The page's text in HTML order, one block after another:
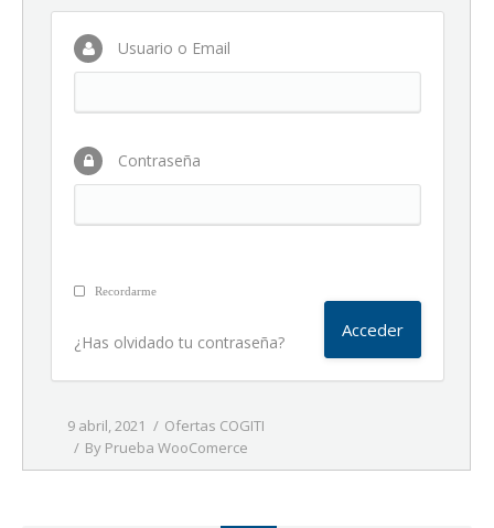
Usuario o Email
Contraseña
Recordarme
¿Has olvidado tu contraseña?
9 abril, 2021
Ofertas COGITI
By Prueba WooComerce